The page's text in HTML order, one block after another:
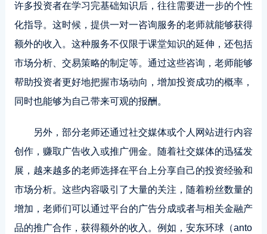
许多投资者在学习完基础知识后，往往需要进一步的个性
化指导。这时候，提供一对一咨询服务的老师就能够获得
额外的收入。这种服务不仅限于课堂知识的延伸，还包括
市场分析、交易策略的制定等。通过这些咨询，老师能够
帮助投资者更好地把握市场动向，增加投资成功的概率，
同时也能够为自己带来可观的报酬。
另外，部分老师还通过社交媒体或个人网站进行内容
创作，赚取广告收入或推广佣金。随着社交媒体的迅猛发
展，越来越多的老师选择在平台上分享自己的投资经验和
市场分析。这些内容吸引了大量的关注，随着粉丝数量的
增加，老师们可以通过平台的广告分成或者与相关金融产
品的推广合作，获得额外的收入。例如，安东环球（anto